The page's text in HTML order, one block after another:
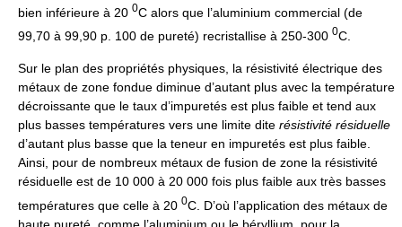
bien inférieure à 20 0C alors que l’aluminium commercial (de
99,70 à 99,90 p. 100 de pureté) recristallise à 250-300 0C.
Sur le plan des propriétés physiques, la résistivité électrique des
métaux de zone fondue diminue d’autant plus avec la température
décroissante que le taux d’impuretés est plus faible et tend aux
plus basses températures vers une limite dite résistivité résiduelle
d’autant plus basse que la teneur en impuretés est plus faible.
Ainsi, pour de nombreux métaux de fusion de zone la résistivité
résiduelle est de 10 000 à 20 000 fois plus faible aux très basses
températures que celle à 20 0C. D’où l’application des métaux de
haute pureté, comme l’aluminium ou le béryllium, pour la